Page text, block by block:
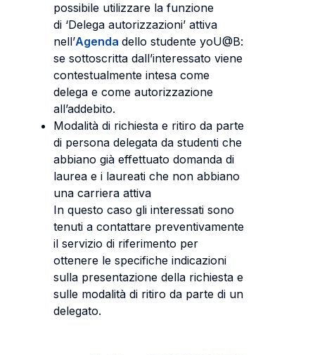
possibile utilizzare la funzione
di ‘Delega autorizzazioni’ attiva
nell’Agenda dello studente yoU@B:
se sottoscritta dall’interessato viene
contestualmente intesa come
delega e come autorizzazione
all’addebito.
Modalità di richiesta e ritiro da parte
di persona delegata da studenti che
abbiano già effettuato domanda di
laurea e i laureati che non abbiano
una carriera attiva
In questo caso gli interessati sono
tenuti a contattare preventivamente
il servizio di riferimento per
ottenere le specifiche indicazioni
sulla presentazione della richiesta e
sulle modalità di ritiro da parte di un
delegato.